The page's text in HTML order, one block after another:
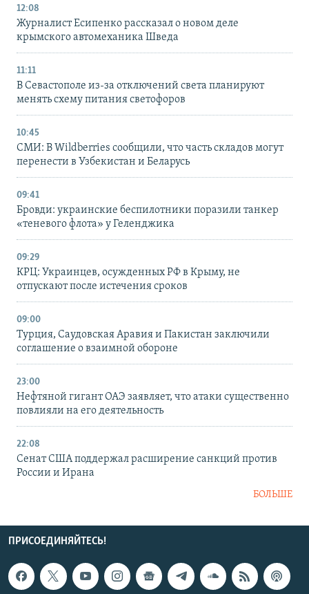
12:08
Журналист Есипенко рассказал о новом деле
крымского автомеханика Шведа
11:11
В Севастополе из-за отключений света планируют
менять схему питания светофоров
10:45
СМИ: В Wildberries сообщили, что часть складов могут
перенести в Узбекистан и Беларусь
09:41
Бровди: украинские беспилотники поразили танкер
«теневого флота» у Геленджика
09:29
КРЦ: Украинцев, осужденных РФ в Крыму, не
отпускают после истечения сроков
09:00
Турция, Саудовская Аравия и Пакистан заключили
соглашение о взаимной обороне
23:00
Нефтяной гигант ОАЭ заявляет, что атаки существенно
повлияли на его деятельность
22:08
Сенат США поддержал расширение санкций против
России и Ирана
БОЛЬШЕ
ПРИСОЕДИНЯЙТЕСЬ!